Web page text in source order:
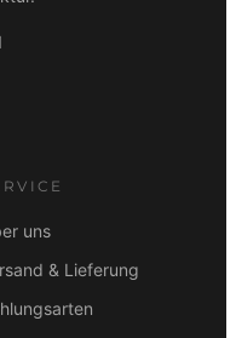
uns
& Lieferung